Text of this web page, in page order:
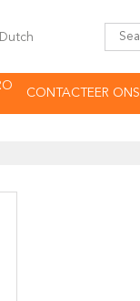
Dutch
CONTACTEER ONS